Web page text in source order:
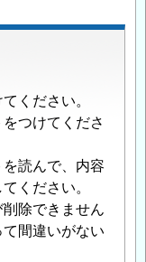
ください。
つけてくださ
読んで、内容
ください。
除できません
間違いがない